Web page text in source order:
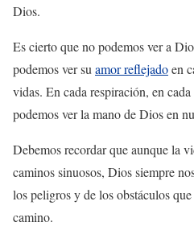
Dios.
Es cierto que no podemos ver a
podemos ver su amor reflejadoen
vidas. En cada respiración, en
podemos ver la mano de Dios en
Debemos recordar que aunque la
caminos sinuosos, Dios siempre
los peligros y de los obstáculos
camino.